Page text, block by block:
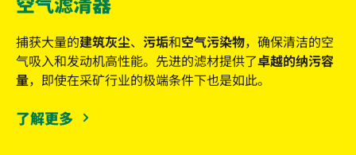
捕获大量的建筑灰尘、 污垢和空气污染物，确保清洁的空
气吸入和发动机高性能。先进的滤材提供了卓越的纳污容
量，即使在采矿行业的极端条件下也是如此。
了解更多